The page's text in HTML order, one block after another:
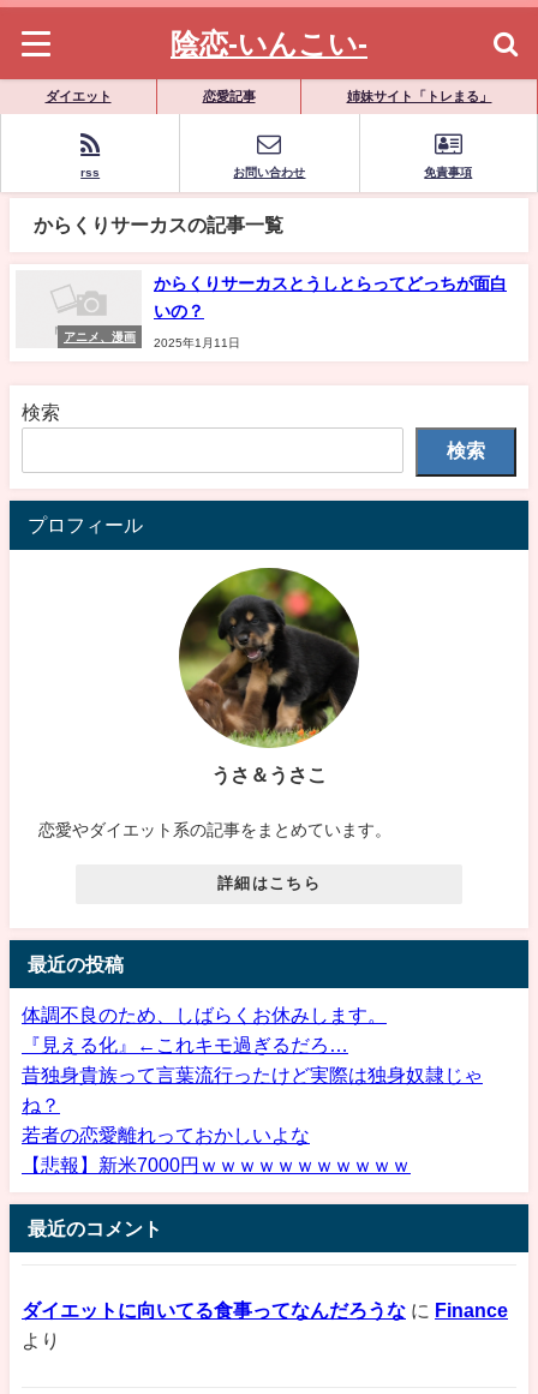
陰恋-いんこい-
ダイエット 恋愛記事 姉妹サイト「トレまる」
rss お問い合わせ 免責事項
からくりサーカスの記事一覧
アニメ、漫画
からくりサーカスとうしとらってどっちが面白
いの？
2025年1月11日
検索
検索
プロフィール
うさ＆うさこ
恋愛やダイエット系の記事をまとめています。
詳細はこちら
最近の投稿
体調不良のため、しばらくお休みします。
『見える化』←これキモ過ぎるだろ…
昔独身貴族って言葉流行ったけど実際は独身奴隷じゃ
ね？
若者の恋愛離れっておかしいよな
【悲報】新米7000円ｗｗｗｗｗｗｗｗｗｗｗ
最近のコメント
ダイエットに向いてる食事ってなんだろうな に Finance
より